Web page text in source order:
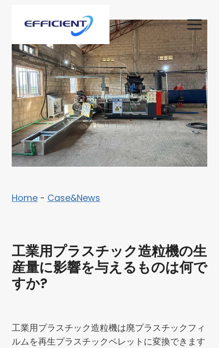
Home - Case&News
工業用プラスチック造粒機の生
産量に影響を与えるものは何で
すか?
工業用プラスチック造粒機は廃プラスチックフィ
ルムを再生プラスチックペレットに変換できます